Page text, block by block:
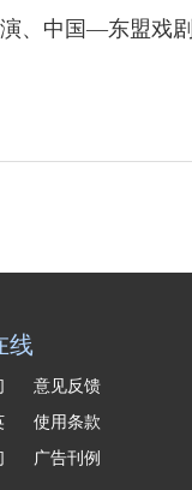
、中国—东盟戏
线
意见反馈
使用条款
广告刊例